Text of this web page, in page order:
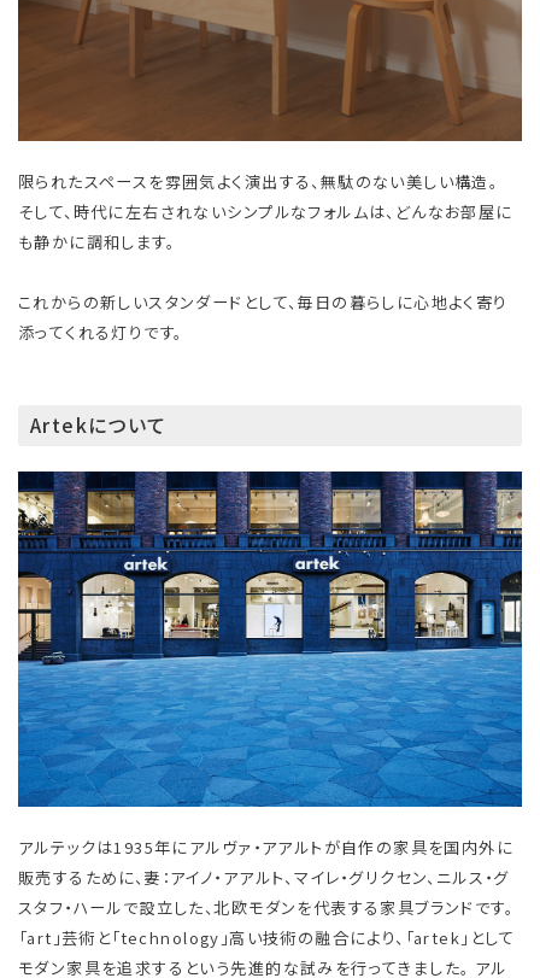
限られたスペースを雰囲気よく演出する、無駄のない美しい構造。
そして、時代に左右されないシンプルなフォルムは、どんなお部屋に
も静かに調和します。
これからの新しいスタンダードとして、毎日の暮らしに心地よく寄り
添ってくれる灯りです。
Artekについて
アルテックは1935年にアルヴァ・アアルトが自作の家具を国内外に
販売するために、妻：アイノ・アアルト、マイレ・グリクセン、ニルス・グ
スタフ・ハールで設立した、北欧モダンを代表する家具ブランドです。
「art」芸術と「technology」高い技術の融合により、「artek」として
モダン家具を追求するという先進的な試みを行ってきました。 アル